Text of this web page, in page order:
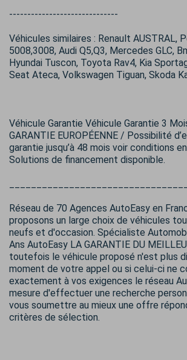
------------------------------
Véhicules similaires : Renault AUSTRAL,
5008,3008, Audi Q5,Q3, Mercedes GLC,
Hyundai Tuscon, Toyota Rav4, Kia
Seat Ateca, Volkswagen Tiguan, Skoda
Véhicule Garantie Véhicule Garantie 3
GARANTIE EUROPÉENNE / Possibilité
garantie jusqu’à 48 mois voir conditions
Solutions de financement disponible.
Réseau de 70 Agences AutoEasy en
proposons un large choix de véhicules
neufs et d'occasion. Spécialiste
Ans AutoEasy LA GARANTIE DU
toutefois le véhicule proposé n'est plus
moment de votre appel ou si celui-ci ne
exactement à vos exigences le réseau
mesure d'effectuer une recherche
vous soumettre au mieux une offre
critères de sélection.